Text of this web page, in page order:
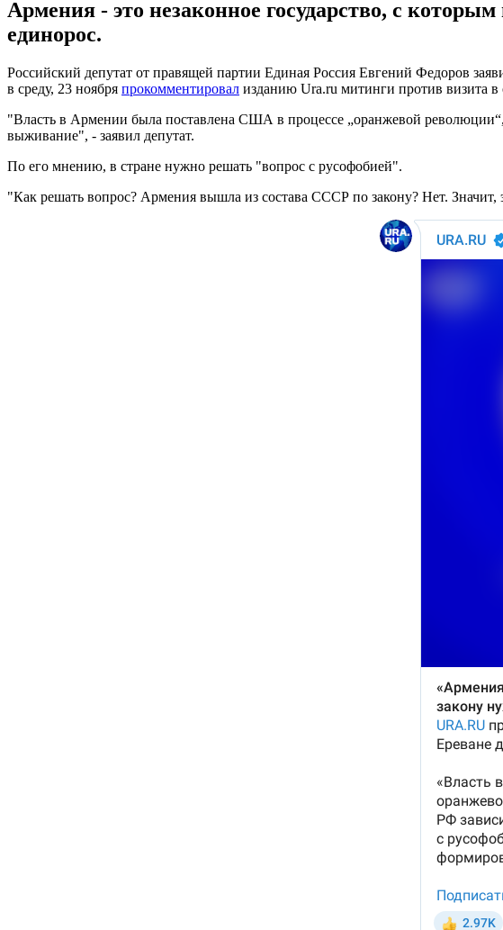
Армения - это незаконное государство, с
единорос.
Российский депутат от правящей партии Единая Россия Евгений Федоров
в среду, 23 ноября прокомментировал изданию Ura.ru митинги против визита
"Власть в Армении была поставлена США в процессе „оранжевой
выживание", - заявил депутат.
По его мнению, в стране нужно решать "вопрос с русофобией".
"Как решать вопрос? Армения вышла из состава СССР по закону? Нет. Значит,